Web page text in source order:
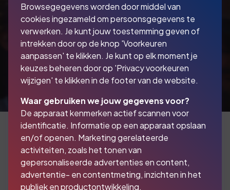
Uw quad of trike
verzekeren? Wij weten
Browsegegevens worden door middel van
cookies ingezameld om persoonsgegevens te
verwerken. Je kunt jouw toestemming geven of
intrekken door op de knop 'Voorkeuren
aanpassen' te klikken. Je kunt op elk moment je
keuzes beheren door op 'Privacy voorkeuren
wijzigen' te klikken in de footer van de website.
Waar gebruiken we jouw gegevens voor?
De apparaat kenmerken actief scannen voor
identificatie. Informatie op een apparaat opslaan
en/of openen. Marketing gerelateerde
activiteiten, zoals het tonen van
gepersonaliseerde advertenties en content,
advertentie- en contentmeting, inzichten in het
publiek en productontwikkeling.